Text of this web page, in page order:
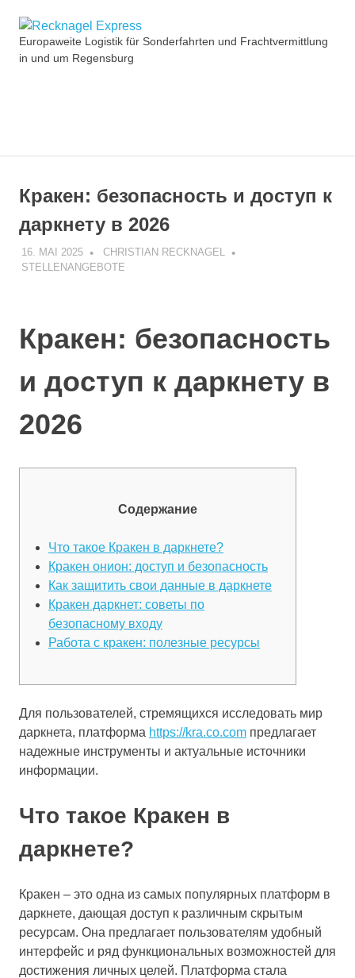
Inhalt
springen
Recknagel
Europaweite Logistik für Sonderfahrten und Frachtvermittlung
in und um Regensburg
Кракен: безопасность и доступ к
даркнету в 2026
16. MAI 2025
CHRISTIAN RECKNAGEL
STELLENANGEBOTE
Кракен: безопасность
и доступ к даркнету в
2026
Содержание
Что такое Кракен в даркнете?
Кракен онион: доступ и безопасность
Как защитить свои данные в даркнете
Кракен даркнет: советы по
безопасному входу
Работа с кракен: полезные ресурсы
Для пользователей, стремящихся исследовать мир
даркнета, платформа https://kra.co.com предлагает
надежные инструменты и актуальные источники
информации.
Что такое Кракен в
даркнете?
Кракен – это одна из самых популярных платформ в
даркнете, дающая доступ к различным скрытым
ресурсам. Она предлагает пользователям удобный
интерфейс и ряд функциональных возможностей для
достижения личных целей. Платформа стала